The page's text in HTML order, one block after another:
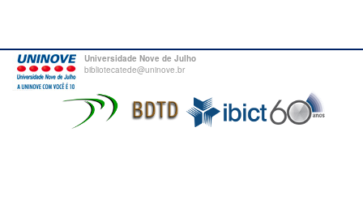
Universidade Nove de Julho
bibliotecatede@uninove.br